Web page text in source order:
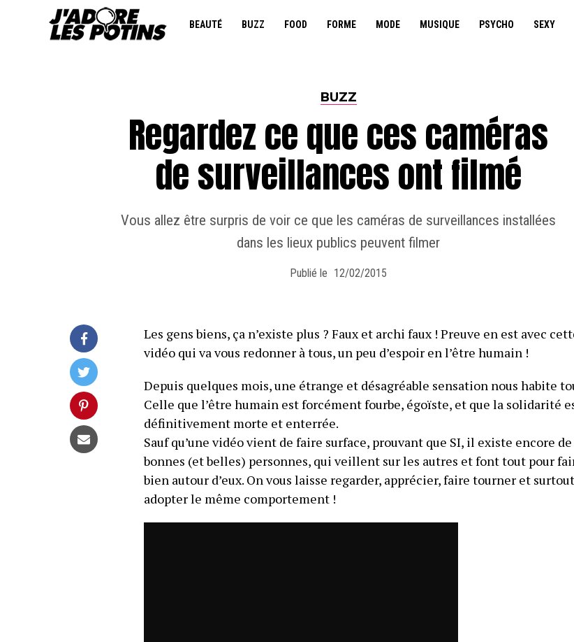
BEAUTÉ BUZZ FOOD FORME MODE MUSIQUE PSYCHO SEXY
BUZZ
Regardez ce que ces caméras
de surveillances ont filmé
Vous allez être surpris de voir ce que les caméras de surveillances installées
dans les lieux publics peuvent filmer
Publié le 12/02/2015
Les gens biens, ça n’existe plus ? Faux et archi faux ! Preuve en est avec
vidéo qui va vous redonner à tous, un peu d’espoir en l’être humain !
Depuis quelques mois, une étrange et désagréable sensation nous habite
Celle que l’être humain est forcément fourbe, égoïste, et que la solidarité
définitivement morte et enterrée.
Sauf qu’une vidéo vient de faire surface, prouvant que SI, il existe encore de
bonnes (et belles) personnes, qui veillent sur les autres et font tout pour
bien autour d’eux. On vous laisse regarder, apprécier, faire tourner et
adopter le même comportement !